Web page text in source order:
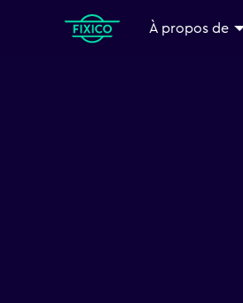
À propos de